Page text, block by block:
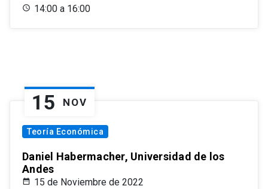
14:00 a 16:00
15 NOV
Teoría Económica
Daniel Habermacher, Universidad de los
Andes
15 de Noviembre de 2022